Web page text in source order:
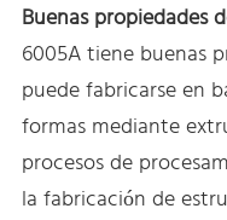
Buenas propiedades
6005A tiene buenas
puede fabricarse en
formas mediante
procesos de
la fabricación de